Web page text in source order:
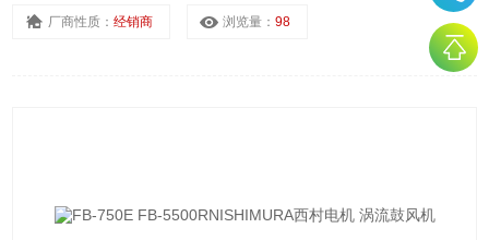
厂商性质：经销商 浏览量：98